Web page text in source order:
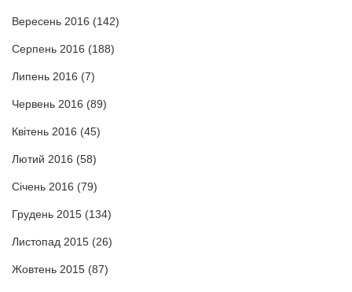
Вересень 2016 (142)
Серпень 2016 (188)
Липень 2016 (7)
Червень 2016 (89)
Квітень 2016 (45)
Лютий 2016 (58)
Січень 2016 (79)
Грудень 2015 (134)
Листопад 2015 (26)
Жовтень 2015 (87)